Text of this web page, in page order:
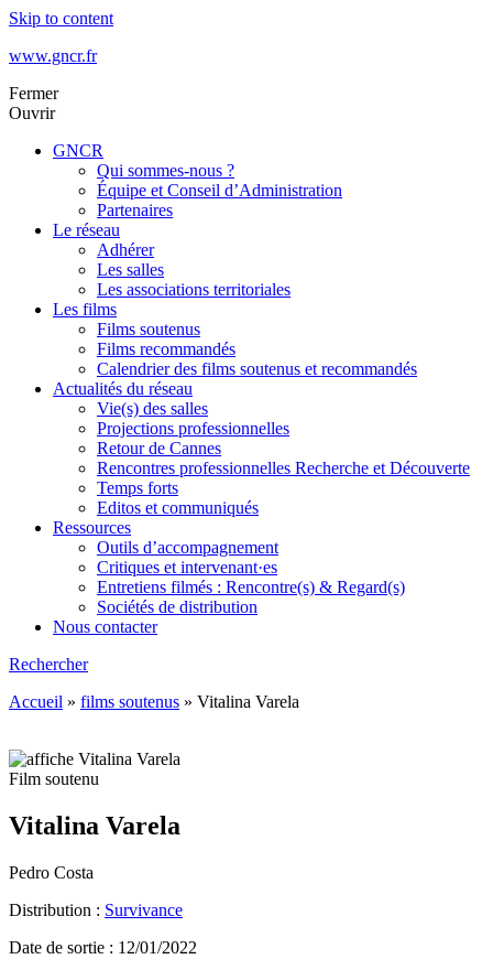
Skip to content
www.gncr.fr
Fermer
Ouvrir
GNCR
Qui sommes-nous ?
Équipe et Conseil d’Administration
Partenaires
Le réseau
Adhérer
Les salles
Les associations territoriales
Les films
Films soutenus
Films recommandés
Calendrier des films soutenus et recommandés
Actualités du réseau
Vie(s) des salles
Projections professionnelles
Retour de Cannes
Rencontres professionnelles Recherche et Découverte
Temps forts
Editos et communiqués
Ressources
Outils d’accompagnement
Critiques et intervenant·es
Entretiens filmés : Rencontre(s) & Regard(s)
Sociétés de distribution
Nous contacter
Rechercher
Accueil » films soutenus » Vitalina Varela
Film soutenu
Vitalina Varela
Pedro Costa
Distribution : Survivance
Date de sortie : 12/01/2022